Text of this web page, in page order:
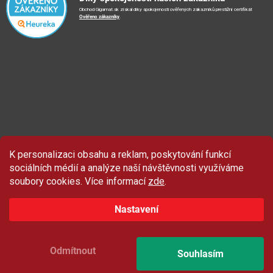
K personalizaci obsahu a reklam, poskytování funkcí
sociálních médií a analýze naší návštěvnosti využíváme
soubory cookies. Více informací zde.
Nastavení
Odmítnout Souhlasím
Doporučení při nákupu
Ochrana osobních údajů
📝Blog
🤝 Partneři
🏨Nemocnice Homolka
Obchod Gigamat.sk získal díky spokojenosti ověřených zákazníků prestižní certifikát
Ověřeno zákazníky.
Vytvořil Shoptet Premium
Copyright 2026Gigamat.cz. Všechna práva vyhrazena.Upravit nastavení cookies